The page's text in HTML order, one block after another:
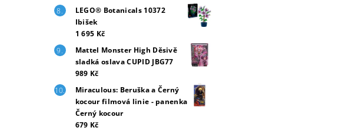
LEGO® Botanicals 10372
Ibišek
1 695 Kč
Mattel Monster High Děsivě
sladká oslava CUPID JBG77
989 Kč
Miraculous: Beruška a Černý
kocour filmová linie - panenka
Černý kocour
679 Kč